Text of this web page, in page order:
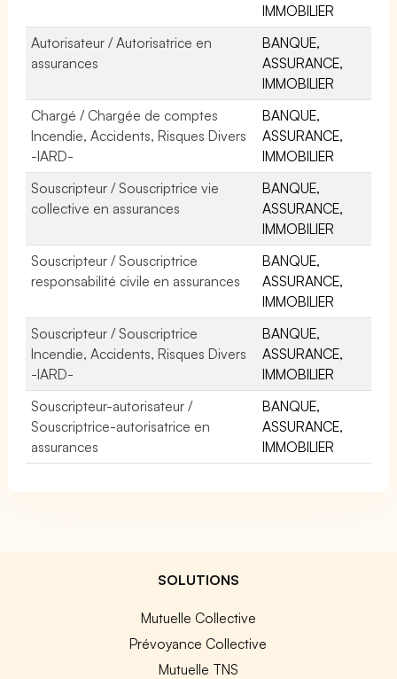
IMMOBILIER
Autorisateur / Autorisatrice en
assurances
BANQUE,
ASSURANCE,
IMMOBILIER
Chargé / Chargée de comptes
Incendie, Accidents, Risques Divers
-IARD-
BANQUE,
ASSURANCE,
IMMOBILIER
Souscripteur / Souscriptrice vie
collective en assurances
BANQUE,
ASSURANCE,
IMMOBILIER
Souscripteur / Souscriptrice
responsabilité civile en assurances
BANQUE,
ASSURANCE,
IMMOBILIER
Souscripteur / Souscriptrice
Incendie, Accidents, Risques Divers
-IARD-
BANQUE,
ASSURANCE,
IMMOBILIER
Souscripteur-autorisateur /
Souscriptrice-autorisatrice en
assurances
BANQUE,
ASSURANCE,
IMMOBILIER
SOLUTIONS
Mutuelle Collective
Prévoyance Collective
Mutuelle TNS